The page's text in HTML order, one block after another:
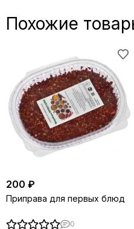
Похожие
200 ₽
Приправа для первых блюд
0